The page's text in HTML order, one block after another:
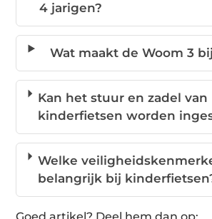
4 jarigen?
Wat maakt de Woom 3
Kan het stuur en zadel van
kinderfietsen worden
Welke
belangrijk bij